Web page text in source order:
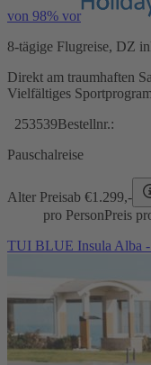
von 98% vor
8-tägige Flugreise, DZ
Direkt am traumhaften
Vielfältiges
253539Bestellnr.:
Pauschalreise
Alter Preisab €1.299,-
pro PersonPreis
TUI BLUE Insula Alba